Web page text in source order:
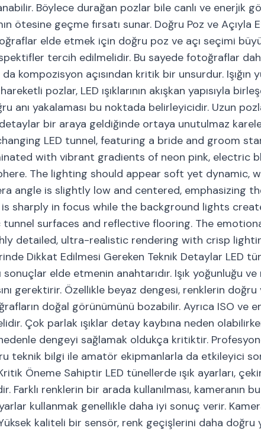
Böylece durağan pozlar bile canlı ve enerjik
ötesine geçme fırsatı sunar. Doğru Poz ve Açıyla
elde etmek için doğru poz ve açı seçimi
tercih edilmelidir. Bu sayede fotoğraflar
kompozisyon açısından kritik bir unsurdur. Işığın
pozlar, LED ışıklarının akışkan yapısıyla
anı yakalaması bu noktada belirleyicidir. Uzun
bir araya geldiğinde ortaya unutulmaz
LED tunnel, featuring a bride and groom
with vibrant gradients of neon pink, electric
The lighting should appear soft yet dynamic,
angle is slightly low and centered, emphasizing
sharply in focus while the background lights
surfaces and reflective flooring. The
detailed, ultra-realistic rendering with crisp
Dikkat Edilmesi Gereken Teknik Detaylar LED
elde etmenin anahtarıdır. Işık yoğunluğu ve
gerektirir. Özellikle beyaz dengesi, renklerin doğru
doğal görünümünü bozabilir. Ayrıca ISO ve
Çok parlak ışıklar detay kaybına neden
dengeyi sağlamak oldukça kritiktir.
teknik bilgi ile amatör ekipmanlarla da etkileyici
Öneme Sahiptir LED tünellerde ışık ayarları,
renklerin bir arada kullanılması, kameranın
kullanmak genellikle daha iyi sonuç verir.
kaliteli bir sensör, renk geçişlerini daha doğru